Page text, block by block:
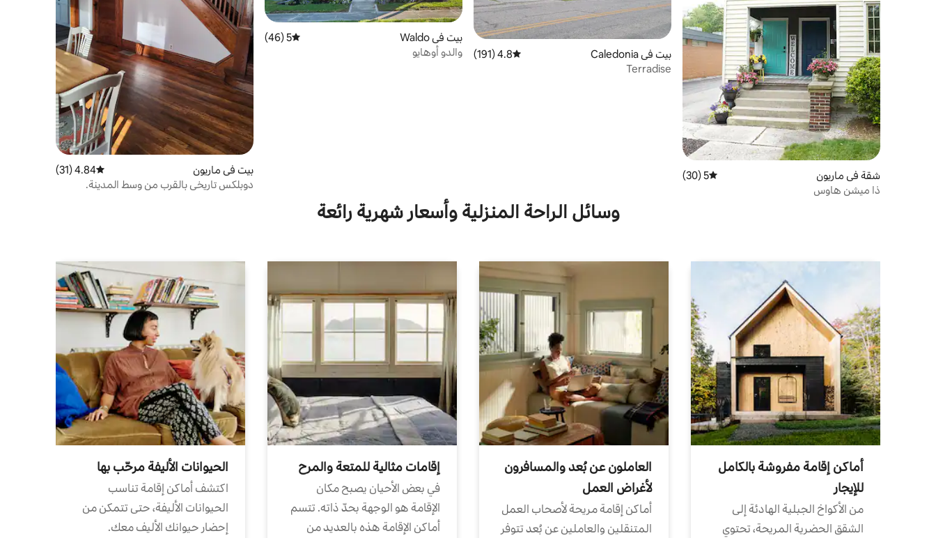
شقة في ماريون متوسط التقييم 5 من 5، 30 مراجعات
5 (30)
ذا ميشن هاوس
بيت في Caledonia متوسط التقييم 4.8 من 5، 191 مراجعات
4.8 (191)
Terradise
بيت في Waldo متوسط التقييم 5 من 5، 46 مراجعات
5 (46)
والدو أوهايو
بيت في ماريون متوسط التقييم 4.84 من 5، 31 مراجعات
4.84 (31)
دوبلكس تاريخي بالقرب من وسط المدينة.
وسائل الراحة المنزلية وأسعار شهرية رائعة
أماكن إقامة مفروشة بالكامل
للإيجار
من الأكواخ الجبلية الهادئة إلى
الشقق الحضرية المريحة، تحتوي
العاملون عن بُعد والمسافرون
لأغراض العمل
أماكن إقامة مريحة لأصحاب العمل
المتنقلين والعاملين عن بُعد تتوفر
إقامات مثالية للمتعة والمرح
في بعض الأحيان يصبح مكان
الإقامة هو الوجهة بحدّ ذاته. تتسم
أماكن الإقامة هذه بالعديد من
الحيوانات الأليفة مرحّب بها
اكتشف أماكن إقامة تناسب
الحيوانات الأليفة، حتى تتمكن من
إحضار حيوانك الأليف معك.